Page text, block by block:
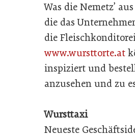
Was die Nemetz’
die das
die
www.wursttorte.at
inspiziert und
anzusehen und zu
Wursttaxi
Neueste